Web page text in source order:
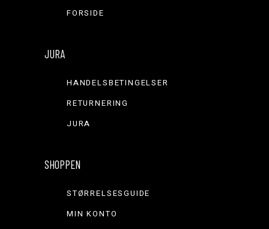
FORSIDE
JURA
HANDELSBETINGELSER
RETURNERING
JURA
SHOPPEN
STØRRELSESGUIDE
MIN KONTO